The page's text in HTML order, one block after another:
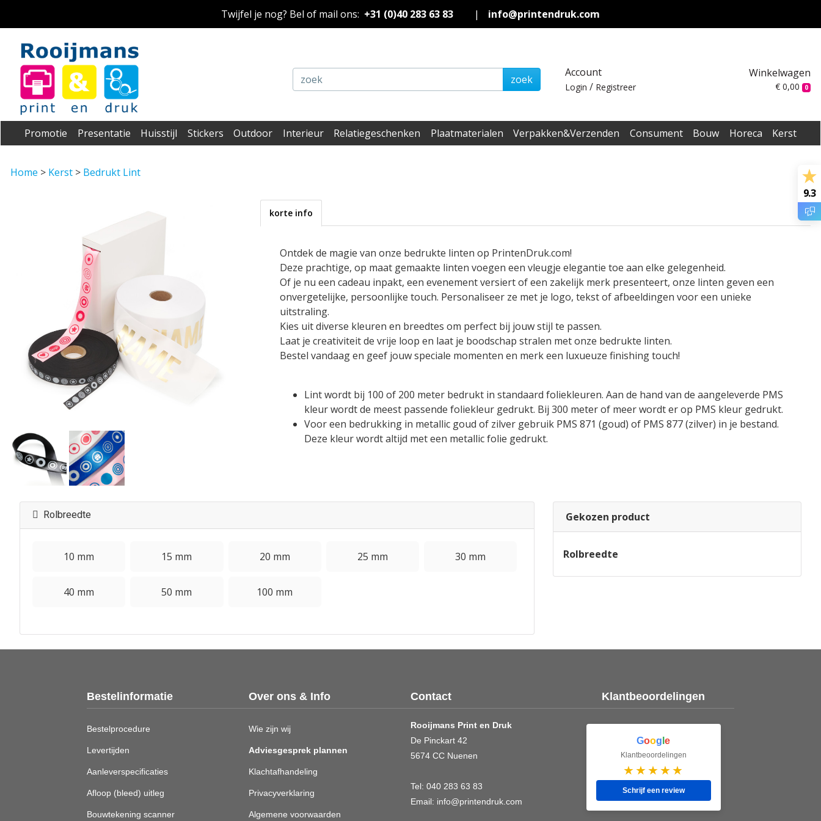
Twijfel je nog? Bel of mail ons: +31 (0)40 283 63 83 | info@printendruk.com
zoek
Account
Login / Registreer
Winkelwagen
€ 0,00 0
Promotie Presentatie Huisstijl Stickers Outdoor Interieur Relatiegeschenken Plaatmaterialen Verpakken&Verzenden Consument Bouw Horeca Kerst
Home > Kerst > Bedrukt Lint
korte info
Ontdek de magie van onze bedrukte linten op PrintenDruk.com!
Deze prachtige, op maat gemaakte linten voegen een vleugje elegantie toe aan elke gelegenheid.
Of je nu een cadeau inpakt, een evenement versiert of een zakelijk merk presenteert, onze linten geven een
onvergetelijke, persoonlijke touch. Personaliseer ze met je logo, tekst of afbeeldingen voor een unieke
uitstraling.
Kies uit diverse kleuren en breedtes om perfect bij jouw stijl te passen.
Laat je creativiteit de vrije loop en laat je boodschap stralen met onze bedrukte linten.
Bestel vandaag en geef jouw speciale momenten en merk een luxueuze finishing touch!
Lint wordt bij 100 of 200 meter bedrukt in standaard foliekleuren. Aan de hand van de aangeleverde PMS
kleur wordt de meest passende foliekleur gedrukt. Bij 300 meter of meer wordt er op PMS kleur gedrukt.
Voor een bedrukking in metallic goud of zilver gebruik PMS 871 (goud) of PMS 877 (zilver) in je bestand.
Deze kleur wordt altijd met een metallic folie gedrukt.
Rolbreedte
10 mm 15 mm 20 mm 25 mm 30 mm
40 mm 50 mm 100 mm
Gekozen product
Rolbreedte
Bestelinformatie
Bestelprocedure
Levertijden
Aanleverspecificaties
Afloop (bleed) uitleg
Bouwtekening scanner
Over ons & Info
Wie zijn wij
Adviesgesprek plannen
Klachtafhandeling
Privacyverklaring
Algemene voorwaarden
Contact
Rooijmans Print en Druk
De Pinckart 42
5674 CC Nuenen
Tel: 040 283 63 83
Email: info@printendruk.com
Klantbeoordelingen
Goog e
Klantbeoordelingen
★★★★★
Schrijf een review
9.3